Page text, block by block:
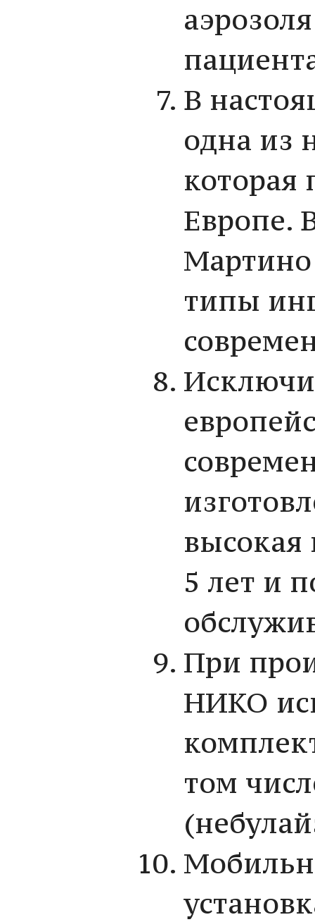
В
одна из
которая
Европе.
Мартино
типы
высокая
5 лет и
При
НИКО
том